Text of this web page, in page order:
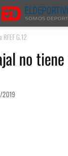
G.12
no
2019